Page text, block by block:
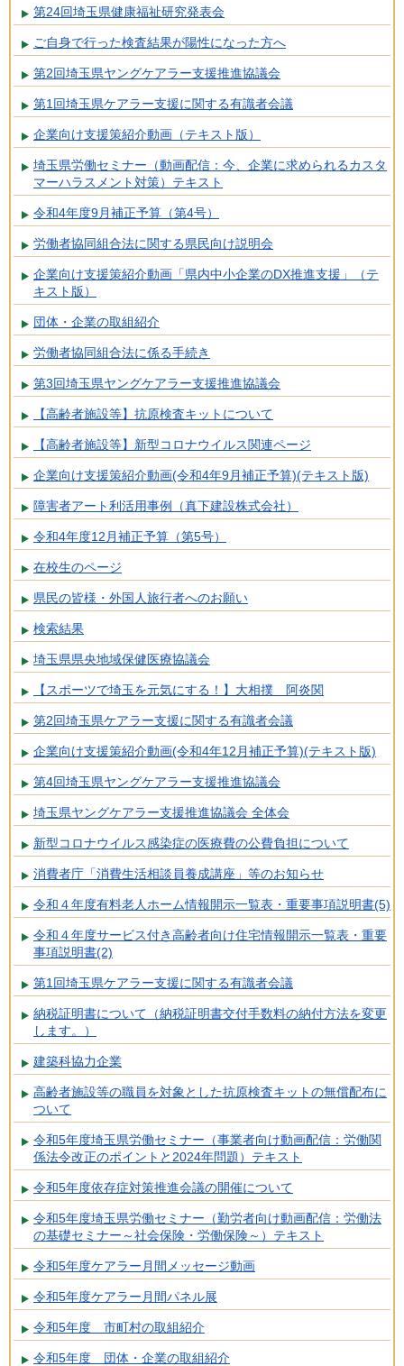
第24回埼玉県健康福祉研究発表会
ご自身で行った検査結果が陽性になった方へ
第2回埼玉県ヤングケアラー支援推進協議会
第1回埼玉県ケアラー支援に関する有識者会議
企業向け支援策紹介動画（テキスト版）
埼玉県労働セミナー（動画配信：今、企業に求められるカスタ
マーハラスメント対策）テキスト
令和4年度9月補正予算（第4号）
労働者協同組合法に関する県民向け説明会
企業向け支援策紹介動画「県内中小企業のDX推進支援」（テ
キスト版）
団体・企業の取組紹介
労働者協同組合法に係る手続き
第3回埼玉県ヤングケアラー支援推進協議会
【高齢者施設等】抗原検査キットについて
【高齢者施設等】新型コロナウイルス関連ページ
企業向け支援策紹介動画(令和4年9月補正予算)(テキスト版)
障害者アート利活用事例（真下建設株式会社）
令和4年度12月補正予算（第5号）
在校生のページ
県民の皆様・外国人旅行者へのお願い
検索結果
埼玉県県央地域保健医療協議会
【スポーツで埼玉を元気にする！】大相撲 阿炎関
第2回埼玉県ケアラー支援に関する有識者会議
企業向け支援策紹介動画(令和4年12月補正予算)(テキスト版)
第4回埼玉県ヤングケアラー支援推進協議会
埼玉県ヤングケアラー支援推進協議会 全体会
新型コロナウイルス感染症の医療費の公費負担について
消費者庁「消費生活相談員養成講座」等のお知らせ
令和４年度有料老人ホーム情報開示一覧表・重要事項説明書(5)
令和４年度サービス付き高齢者向け住宅情報開示一覧表・重要
事項説明書(2)
第1回埼玉県ケアラー支援に関する有識者会議
納税証明書について（納税証明書交付手数料の納付方法を変更
します。）
建築科協力企業
高齢者施設等の職員を対象とした抗原検査キットの無償配布に
ついて
令和5年度埼玉県労働セミナー（事業者向け動画配信：労働関
係法令改正のポイントと2024年問題）テキスト
令和5年度依存症対策推進会議の開催について
令和5年度埼玉県労働セミナー（勤労者向け動画配信：労働法
の基礎セミナー～社会保険・労働保険～）テキスト
令和5年度ケアラー月間メッセージ動画
令和5年度ケアラー月間パネル展
令和5年度 市町村の取組紹介
令和5年度 団体・企業の取組紹介